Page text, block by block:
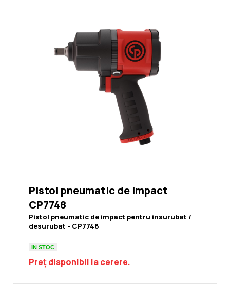
Ghidul Echipamentelor
Pistol pneumatic de impact
CP7748
Pistol pneumatic de impact pentru insurubat /
desurubat - CP7748
IN STOC
Preț disponibil la cerere.